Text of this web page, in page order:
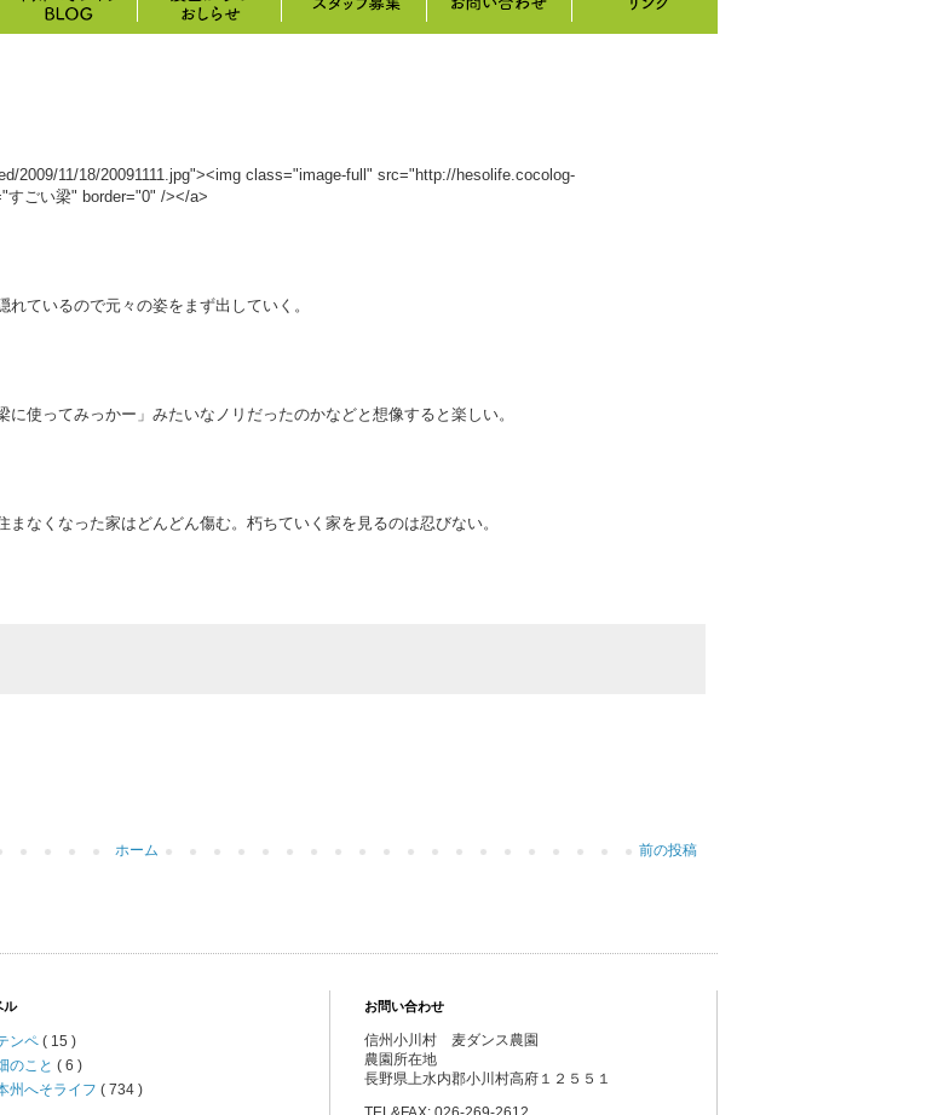
2009/11/18/20091111.jpg"><img class="image-full" src="http://hesolife.cocolog-
すごい梁" border="0" /></a>
ているので元々の姿をまず出していく。
使ってみっかー」みたいなノリだったのかなどと想像すると楽しい。
なくなった家はどんどん傷む。朽ちていく家を見るのは忍びない。
前の投稿
ホーム
ル
ンペ ( 15 )
のこと ( 6 )
州へそライフ ( 734 )
お問い合わせ
信州小川村 麦ダンス農園
農園所在地
長野県上水内郡小川村高府１２５５１